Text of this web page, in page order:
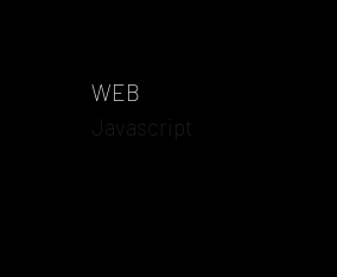
WEB
Javascript